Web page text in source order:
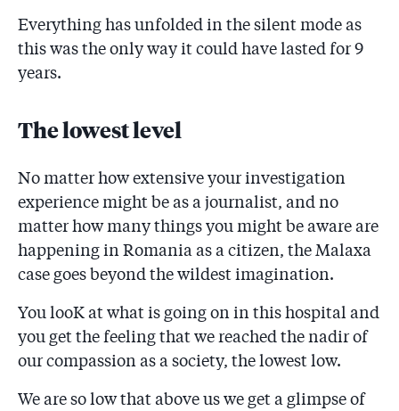
Everything has unfolded in the silent mode as
this was the only way it could have lasted for 9
years.
The lowest level
No matter how extensive your investigation
experience might be as a journalist, and no
matter how many things you might be aware are
happening in Romania as a citizen, the Malaxa
case goes beyond the wildest imagination.
You looK at what is going on in this hospital and
you get the feeling that we reached the nadir of
our compassion as a society, the lowest low.
We are so low that above us we get a glimpse of